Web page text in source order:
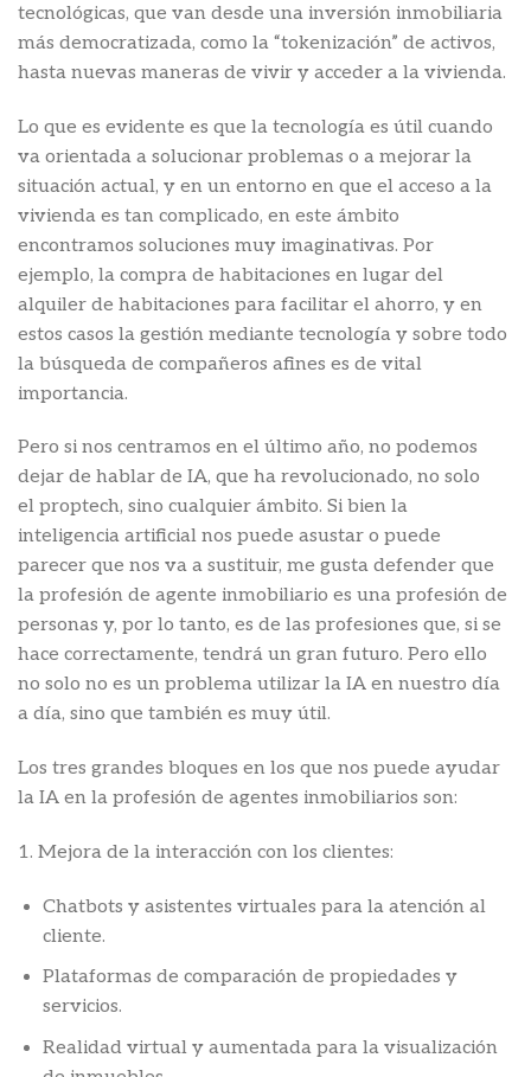
tecnológicas, que van desde una inversión inmobiliaria
más democratizada, como la “tokenización” de activos,
hasta nuevas maneras de vivir y acceder a la vivienda.
Lo que es evidente es que la tecnología es útil cuando
va orientada a solucionar problemas o a mejorar la
situación actual, y en un entorno en que el acceso a la
vivienda es tan complicado, en este ámbito
encontramos soluciones muy imaginativas. Por
ejemplo, la compra de habitaciones en lugar del
alquiler de habitaciones para facilitar el ahorro, y en
estos casos la gestión mediante tecnología y sobre todo
la búsqueda de compañeros afines es de vital
importancia.
Pero si nos centramos en el último año, no podemos
dejar de hablar de IA, que ha revolucionado, no solo
el proptech, sino cualquier ámbito. Si bien la
inteligencia artificial nos puede asustar o puede
parecer que nos va a sustituir, me gusta defender que
la profesión de agente inmobiliario es una profesión de
personas y, por lo tanto, es de las profesiones que, si se
hace correctamente, tendrá un gran futuro. Pero ello
no solo no es un problema utilizar la IA en nuestro día
a día, sino que también es muy útil.
Los tres grandes bloques en los que nos puede ayudar
la IA en la profesión de agentes inmobiliarios son:
1. Mejora de la interacción con los clientes:
Chatbots y asistentes virtuales para la atención al
cliente.
Plataformas de comparación de propiedades y
servicios.
Realidad virtual y aumentada para la visualización